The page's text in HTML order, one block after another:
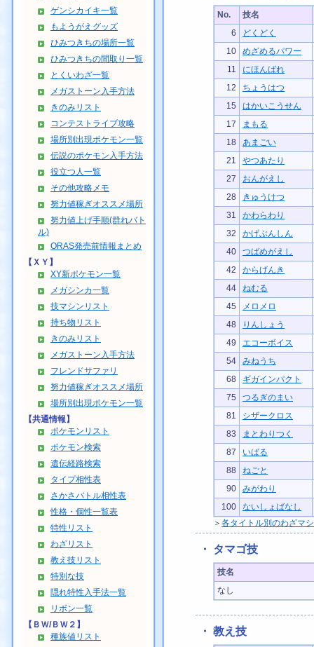
ゲンシカイキ一覧
もようがえグッズ
ひみつきちの場所一覧
ひみつきちの間取り一覧
とくいわざ一覧
メガストーン入手方法
きのみリスト
コンテストライブ攻略
場所別出現ポケモン一覧
伝説のポケモン入手方法
役立つ人一覧
その他攻略メモ
努力値稼ぎオススメ場所
努力値上げ手順(群れバト
ル)
ORAS発売前情報まとめ
【ＸＹ】
XY新ポケモン一覧
メガシンカ一覧
技マシンリスト
持ち物リスト
きのみリスト
メガストーン入手方法
フレンドサファリ
努力値稼ぎオススメ場所
場所別出現ポケモン一覧
【共通情報】
ポケモンリスト
ポケモン検索
遺伝経路検索
タイプ相性表
さかさバトル相性表
性格・個性一覧表
特性リスト
わざリスト
教え技リスト
特別な技
隠れ特性入手法一覧
リボン一覧
【ＢＷ/ＢＷ２】
種族値リスト
No.
技名
6
どくどく
10
めざめるパワー
11
にほんばれ
12
ちょうはつ
15
はかいこうせん
17
まもる
18
あまごい
21
やつあたり
27
おんがえし
28
きゅうけつ
31
かわらわり
32
かげぶんしん
40
つばめがえし
42
からげんき
44
ねむる
45
メロメロ
48
りんしょう
49
エコーボイス
54
みねうち
68
ギガインパクト
75
つるぎのまい
81
シザークロス
83
まとわりつく
87
いばる
88
ねごと
90
みがわり
100
ないしょばなし
＞ 各タイトル別のわざマ
・ タマゴ技
技名
なし
・ 教え技